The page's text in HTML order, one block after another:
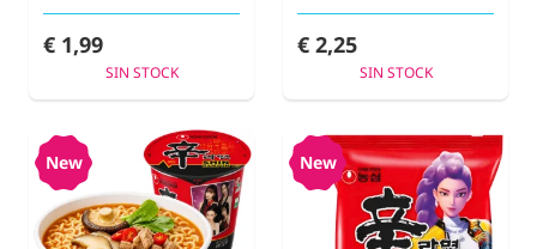
€ 1,99
SIN STOCK
€ 2,25
SIN STOCK
New New